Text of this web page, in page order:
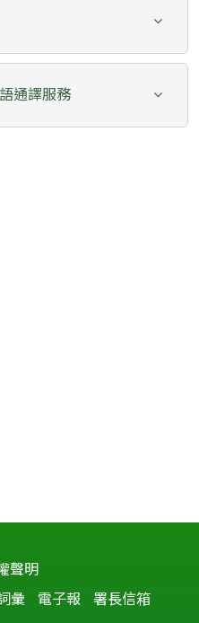
通譯服務
聲明
彙 電子報 署長信箱